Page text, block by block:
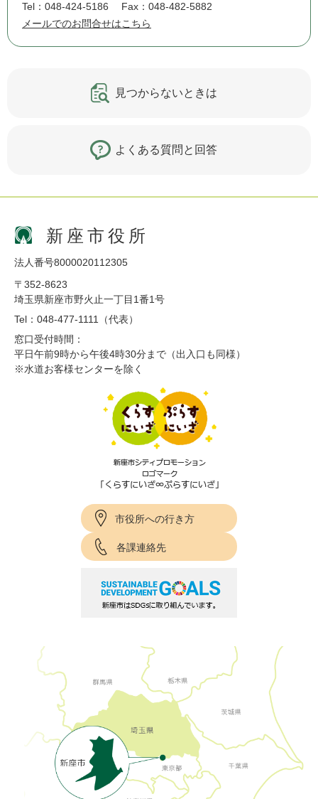
Tel：048-424-5186
Fax：048-482-5882
メールでのお問合せはこちら
見つからないときは
よくある質問と回答
新座市役所
法人番号8000020112305
〒352-8623
埼玉県新座市野火止一丁目1番1号
Tel：048-477-1111（代表）
窓口受付時間：
平日午前9時から午後4時30分まで（出入口も同様）
※水道お客様センターを除く
市役所への行き方
各課連絡先